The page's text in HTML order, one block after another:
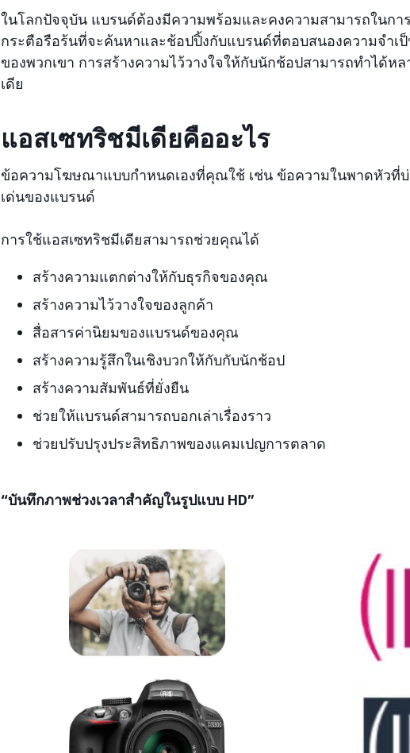
ในโลกปัจจุบัน แบรนด์ต้องมีความพร้อมและคงความสามารถในก
กระตือรือร้นที่จะค้นหาและช้อปปิ้งกับแบรนด์ที่ตอบสนองความจำเ
ของพวกเขา การสร้างความไว้วางใจให้กับนักช้อปสามารถทำได้ห
เดีย
แอสเซทริชมีเดียคืออะไร
ข้อความโฆษณาแบบกำหนดเองที่คุณใช้ เช่น ข้อความในพาดหัวที่บ่
เด่นของแบรนด์
การใช้แอสเซทริชมีเดียสามารถช่วยคุณได้
สร้างความแตกต่างให้กับธุรกิจของคุณ
สร้างความไว้วางใจของลูกค้า
สื่อสารค่านิยมของแบรนด์ของคุณ
สร้างความรู้สึกในเชิงบวกให้กับกับนักช้อป
สร้างความสัมพันธ์ที่ยั่งยืน
ช่วยให้แบรนด์สามารถบอกเล่าเรื่องราว
ช่วยปรับปรุงประสิทธิภาพของแคมเปญการตลาด
“บันทึกภาพช่วงเวลาสำคัญในรูปแบบ HD”